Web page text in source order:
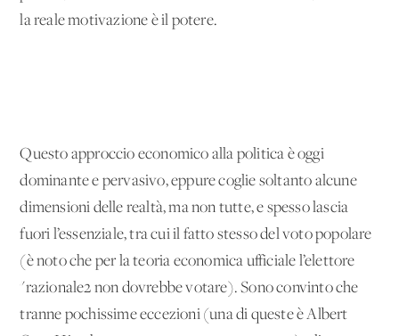
la reale motivazione è il potere.
Questo approccio economico alla politica è oggi
dominante e pervasivo, eppure coglie soltanto alcune
dimensioni delle realtà, ma non tutte, e spesso lascia
fuori l’essenziale, tra cui il fatto stesso del voto popolare
(è noto che per la teoria economica ufficiale l’elettore
"razionale2 non dovrebbe votare). Sono convinto che
tranne pochissime eccezioni (una di queste è Albert